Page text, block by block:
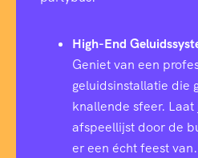
High-End
Geniet van een
geluidsinstallatie die
knallende sfeer.
afspeellijst door de
er een écht feest van.